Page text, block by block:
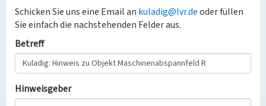
Schicken Sie uns eine Email an kuladig@lvr.deoder füllen
Sie einfach die nachstehenden Felder aus.
Betreff
Hinweisgeber